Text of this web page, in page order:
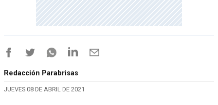
Redacción Parabrisas
JUEVES 08 DE ABRIL DE 2021